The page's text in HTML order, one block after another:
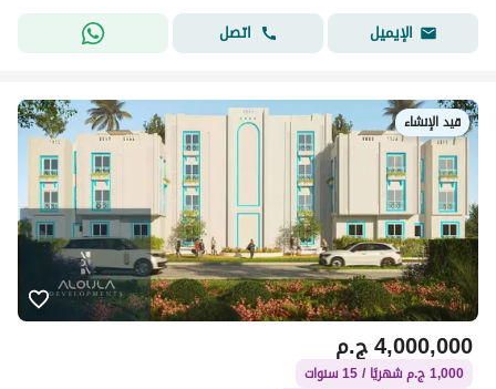
الإيميل
اتصل
قيد الإنشاء
ج.م4,000,000
1,000 ج.م شهريًا / 15 سنوات